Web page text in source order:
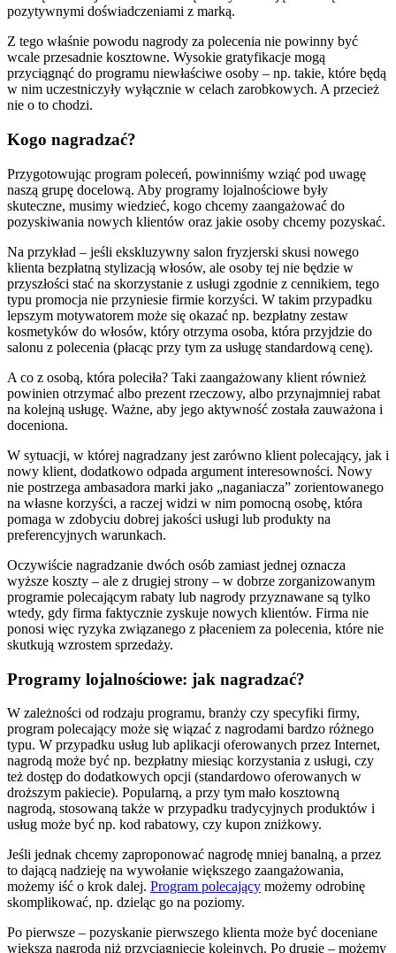
pozytywnymi doświadczeniami z marką.
Z tego właśnie powodu nagrody za polecenia nie powinny być
wcale przesadnie kosztowne. Wysokie gratyfikacje mogą
przyciągnąć do programu niewłaściwe osoby – np. takie, które będą
w nim uczestniczyły wyłącznie w celach zarobkowych. A przecież
nie o to chodzi.
Kogo nagradzać?
Przygotowując program poleceń, powinniśmy wziąć pod uwagę
naszą grupę docelową. Aby programy lojalnościowe były
skuteczne, musimy wiedzieć, kogo chcemy zaangażować do
pozyskiwania nowych klientów oraz jakie osoby chcemy pozyskać.
Na przykład – jeśli ekskluzywny salon fryzjerski skusi nowego
klienta bezpłatną stylizacją włosów, ale osoby tej nie będzie w
przyszłości stać na skorzystanie z usługi zgodnie z cennikiem, tego
typu promocja nie przyniesie firmie korzyści. W takim przypadku
lepszym motywatorem może się okazać np. bezpłatny zestaw
kosmetyków do włosów, który otrzyma osoba, która przyjdzie do
salonu z polecenia (płacąc przy tym za usługę standardową cenę).
A co z osobą, która poleciła? Taki zaangażowany klient również
powinien otrzymać albo prezent rzeczowy, albo przynajmniej rabat
na kolejną usługę. Ważne, aby jego aktywność została zauważona i
doceniona.
W sytuacji, w której nagradzany jest zarówno klient polecający, jak i
nowy klient, dodatkowo odpada argument interesowności. Nowy
nie postrzega ambasadora marki jako „naganiacza” zorientowanego
na własne korzyści, a raczej widzi w nim pomocną osobę, która
pomaga w zdobyciu dobrej jakości usługi lub produkty na
preferencyjnych warunkach.
Oczywiście nagradzanie dwóch osób zamiast jednej oznacza
wyższe koszty – ale z drugiej strony – w dobrze zorganizowanym
programie polecającym rabaty lub nagrody przyznawane są tylko
wtedy, gdy firma faktycznie zyskuje nowych klientów. Firma nie
ponosi więc ryzyka związanego z płaceniem za polecenia, które nie
skutkują wzrostem sprzedaży.
Programy lojalnościowe: jak nagradzać?
W zależności od rodzaju programu, branży czy specyfiki firmy,
program polecający może się wiązać z nagrodami bardzo różnego
typu. W przypadku usług lub aplikacji oferowanych przez Internet,
nagrodą może być np. bezpłatny miesiąc korzystania z usługi, czy
też dostęp do dodatkowych opcji (standardowo oferowanych w
droższym pakiecie). Popularną, a przy tym mało kosztowną
nagrodą, stosowaną także w przypadku tradycyjnych produktów i
usług może być np. kod rabatowy, czy kupon zniżkowy.
Jeśli jednak chcemy zaproponować nagrodę mniej banalną, a przez
to dającą nadzieję na wywołanie większego zaangażowania,
możemy iść o krok dalej. Program polecający możemy odrobinę
skomplikować, np. dzieląc go na poziomy.
Po pierwsze – pozyskanie pierwszego klienta może być doceniane
większą nagrodą niż przyciągnięcie kolejnych. Po drugie – możemy